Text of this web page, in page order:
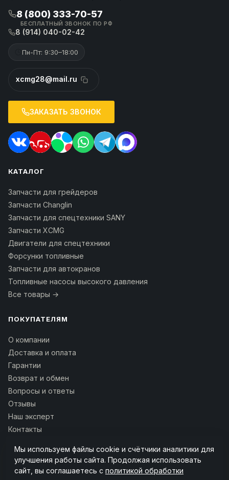
8 (800) 333-70-57
БЕСПЛАТНЫЙ ЗВОНОК ПО РФ
8 (914) 040-02-42
Пн-Пт: 9:30–18:00
xcmg28@mail.ru
ЗАКАЗАТЬ ЗВОНОК
КАТАЛОГ
Запчасти для грейдеров
Запчасти Changlin
Запчасти для спецтехники SANY
Запчасти XCMG
Двигатели для спецтехники
Форсунки топливные
Запчасти для автокранов
Топливные насосы высокого давления
Все товары →
ПОКУПАТЕЛЯМ
О компании
Доставка и оплата
Гарантии
Возврат и обмен
Вопросы и ответы
Отзывы
Наш эксперт
Контакты
РЕКВИЗИТЫ И ОПЛАТА
ОГРН: 1192801005264
Мы используем файлы cookie и счётчики аналитики для
улучшения работы сайта. Продолжая использовать
сайт, вы соглашаетесь с политикой обработки